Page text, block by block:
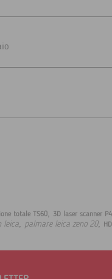
totale TS60, 3D laser scanner
leica, palmare leica zeno 20,